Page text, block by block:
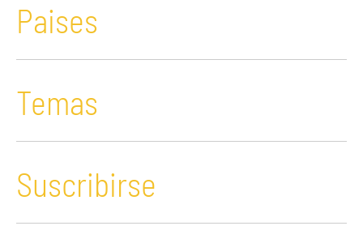
Paises
Temas
Suscribirse